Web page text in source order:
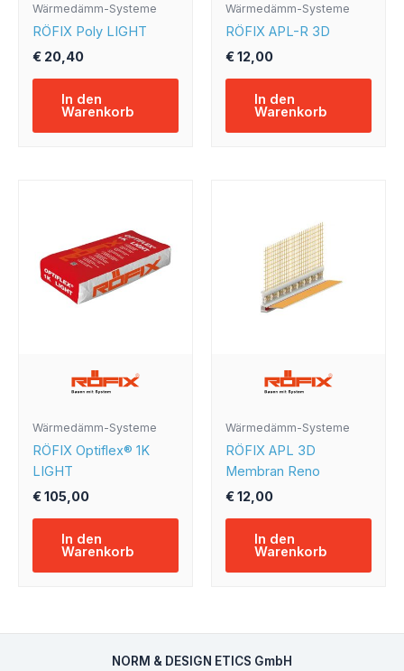
Wärmedämm-Systeme
RÖFIX Poly LIGHT
€ 20,40
In den
Warenkorb
Wärmedämm-Systeme
RÖFIX APL-R 3D
€12,00
In den
Warenkorb
Wärmedämm-Systeme
RÖFIX Optiflex® 1K
LIGHT
€105,00
In den
Warenkorb
Wärmedämm-Systeme
RÖFIX APL 3D
Membran Reno
€12,00
In den
Warenkorb
NORM & DESIGN ETICS GmbH